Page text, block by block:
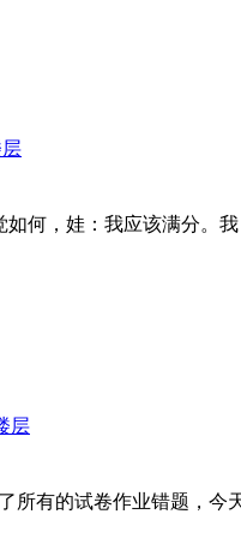
何，娃：我应该满分。
层
所有的试卷作业错题，今